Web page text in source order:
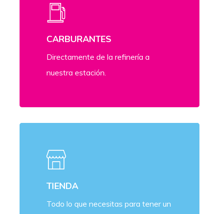
CARBURANTES
Directamente de la refinería a
nuestra estación.
TIENDA
Todo lo que necesitas para tener un